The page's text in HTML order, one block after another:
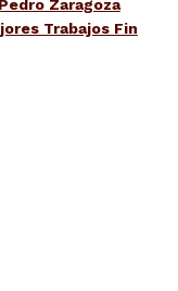
Zaragoza
Trabajos Fin